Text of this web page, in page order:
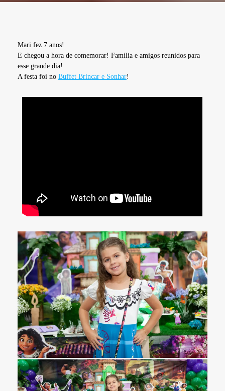
Mari fez 7 anos!
E chegou a hora de comemorar! Família e amigos reunidos para
esse grande dia!
A festa foi no Buffet Brincar e Sonhar!